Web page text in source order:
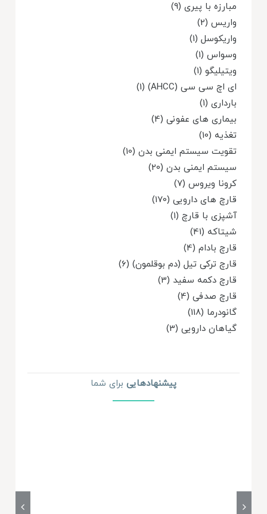
مبارزه با پیری (9)
واریس (2)
واریکوسل (1)
وسواس (1)
ویتیلیگو (1)
ای اچ سی سی (AHCC) (1)
بارداری (1)
بیماری های عفونی (4)
تغذیه (10)
تقویت سیستم ایمنی بدن (10)
سیستم ایمنی بدن (20)
کرونا ویروس (7)
قارچ های دارویی (170)
آشپزی با قارچ (1)
شیتاکه (41)
قارچ بادام (4)
قارچ ترکی تیل (دم بوقلمون) (6)
قارچ دکمه سفید (3)
قارچ صدفی (4)
گانودرما (118)
گیاهان دارویی (3)
پیشنهاد‌هایی برای شما